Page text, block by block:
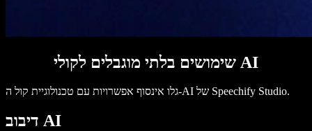
שימושים בלתי מוגבלים לקולי AI
גלו אינסוף אפשרויות עם טכנולוגיית קול ה-AI של Speechify Studio.
דיבוב AI